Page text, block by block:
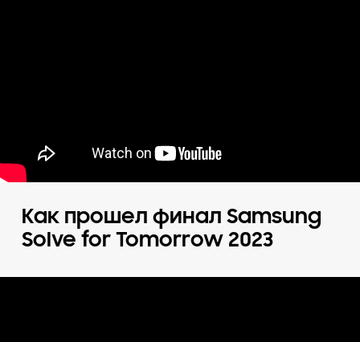
Как прошел финал Samsung
Solve for Tomorrow 2023